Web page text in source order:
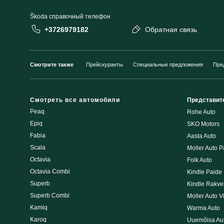
Škoda cправочный телефон
+3726979182 Обратная связь
Смотрите также Прейскуранты Специальные предложения
Смотреть все автомобили
Peaq
Epiq
Fabia
Scala
Octavia
Octavia Combi
Superb
Superb Combi
Kamiq
Karoq
Rohe Auto
SKO Motors
Aasta Auto
Moller Auto
Folk Auto
Kindle Paide
Kindle
Moller Auto
Warma Auto
Uuemõisa